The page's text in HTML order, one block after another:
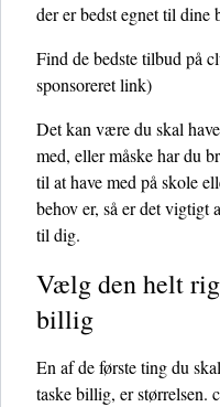
der er bedst egnet til dine
Find de bedste tilbud på
sponsoreret link)
Det kan være du skal
med, eller måske har du
til at have med på skole
behov er, så er det vigtigt
til dig.
Vælg den helt
billig
En af de første ting du
taske billig, er størrelsen.